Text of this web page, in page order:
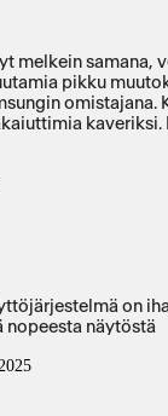
melkein samana,
pikku
omistajana.
on
nopeesta näytöstä